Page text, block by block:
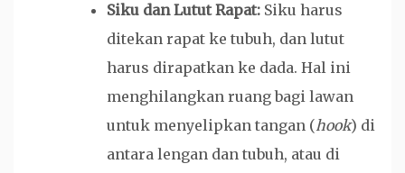
Siku dan Lutut Rapat: Siku harus
ditekan rapat ke tubuh, dan lutut
harus dirapatkan ke dada. Hal ini
menghilangkan ruang bagi lawan
untuk menyelipkan tangan (hook) di
antara lengan dan tubuh, atau di